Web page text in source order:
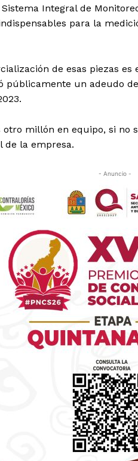
Luces
Del Siglo
Integral de
para la
de esas piezas
públicamente un adeudo
millón en equipo, si no
de la empresa.
- Anuncio -